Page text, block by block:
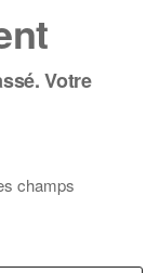
Votre
champs